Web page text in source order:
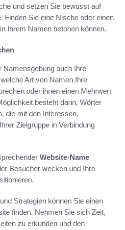
und setzen Sie bewusst auf
Finden Sie eine Nische oder einen
Ihrem Namen betonen können.
Namensgebung auch Ihre
Art von Namen Ihre
oder ihnen einen Mehrwert
besteht darin, Wörter
die mit den Interessen,
Zielgruppe in Verbindung
Website-Name
Besucher wecken und Ihre
Strategien können Sie einen
finden. Nehmen Sie sich Zeit,
zu erkunden und den